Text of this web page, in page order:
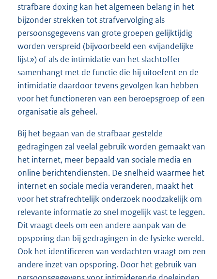
strafbare doxing kan het algemeen belang in het
bijzonder strekken tot strafvervolging als
persoonsgegevens van grote groepen gelijktijdig
worden verspreid (bijvoorbeeld een «vijandelijke
lijst») of als de intimidatie van het slachtoffer
samenhangt met de functie die hij uitoefent en de
intimidatie daardoor tevens gevolgen kan hebben
voor het functioneren van een beroepsgroep of een
organisatie als geheel.
Bij het begaan van de strafbaar gestelde
gedragingen zal veelal gebruik worden gemaakt van
het internet, meer bepaald van sociale media en
online berichtendiensten. De snelheid waarmee het
internet en sociale media veranderen, maakt het
voor het strafrechtelijk onderzoek noodzakelijk om
relevante informatie zo snel mogelijk vast te leggen.
Dit vraagt deels om een andere aanpak van de
opsporing dan bij gedragingen in de fysieke wereld.
Ook het identificeren van verdachten vraagt om een
andere inzet van opsporing. Door het gebruik van